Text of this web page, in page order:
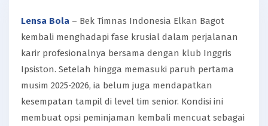
Lensa Bola – Bek Timnas Indonesia Elkan Bagot
kembali menghadapi fase krusial dalam perjalanan
karir profesionalnya bersama dengan klub Inggris
Ipsiston. Setelah hingga memasuki paruh pertama
musim 2025-2026, ia belum juga mendapatkan
kesempatan tampil di level tim senior. Kondisi ini
membuat opsi peminjaman kembali mencuat sebagai